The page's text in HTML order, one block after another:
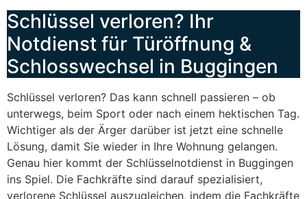
Schlüssel verloren? Ihr
Notdienst für Türöffnung &
Schlosswechsel in Buggingen
Schlüssel verloren? Das kann schnell passieren – ob
unterwegs, beim Sport oder nach einem hektischen Tag.
Wichtiger als der Ärger darüber ist jetzt eine schnelle
Lösung, damit Sie wieder in Ihre Wohnung gelangen.
Genau hier kommt der Schlüsselnotdienst in Buggingen
ins Spiel. Die Fachkräfte sind darauf spezialisiert,
verlorene Schlüssel auszugleichen, indem die Fachkräfte